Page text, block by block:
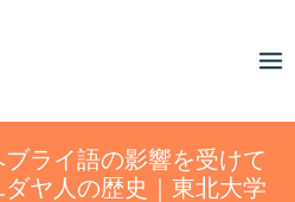
ブライ語の影響を受けて
ヤ人の歴史｜東北大学